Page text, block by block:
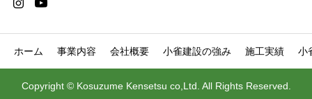
ホーム 事業内容 会社概要 小雀建設の強み 施工実績 小
Copyright © Kosuzume Kensetsu co,Ltd. All Rights Reserved.